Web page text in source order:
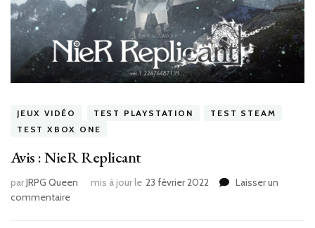
JEUX VIDÉO TEST PLAYSTATION
TEST STEAM
TEST XBOX ONE
Avis : NieR Replicant
parJRPG Queen mis à jour le 23 février 2022
Laisser un
commentairesur